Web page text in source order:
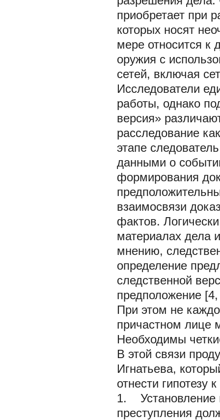
приобретает при
которых носят
мере относится к
оружия с
сетей, включая
Исследователи
работы, однако
версия»
расследование
этапе
данными о
формирования
взаимосвязи
фактов.
материалах дела
мнению,
определение
следственной
предположение
При этом не
причастном лице
Необходимы
В этой связи
Игнатьева,
отнести гипотезу
1. Установление
преступления